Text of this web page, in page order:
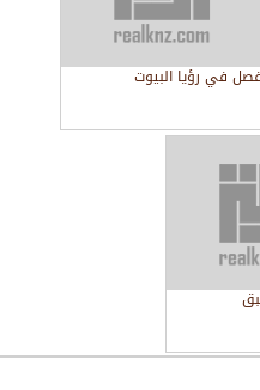
فصل في رؤيا البيوت